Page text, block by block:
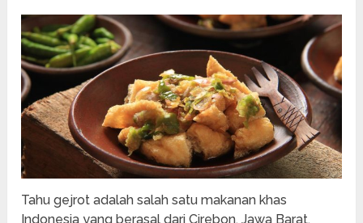
Tahu gejrot adalah salah satu makanan khas
Indonesia yang berasal dari Cirebon, Jawa Barat.